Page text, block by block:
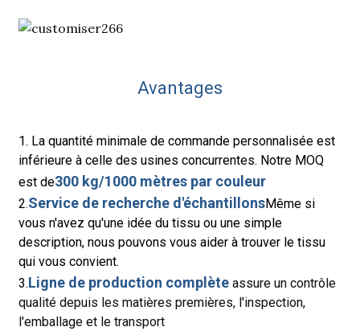
Avantages
1. La quantité minimale de commande personnalisée est
inférieure à celle des usines concurrentes. Notre MOQ
est de300 kg/1000 mètres par couleur
2.Service de recherche d'échantillonsMême si
vous n'avez qu'une idée du tissu ou une simple
description, nous pouvons vous aider à trouver le tissu
qui vous convient.
3.Ligne de production complète assure un contrôle
qualité depuis les matières premières, l'inspection,
l'emballage et le transport